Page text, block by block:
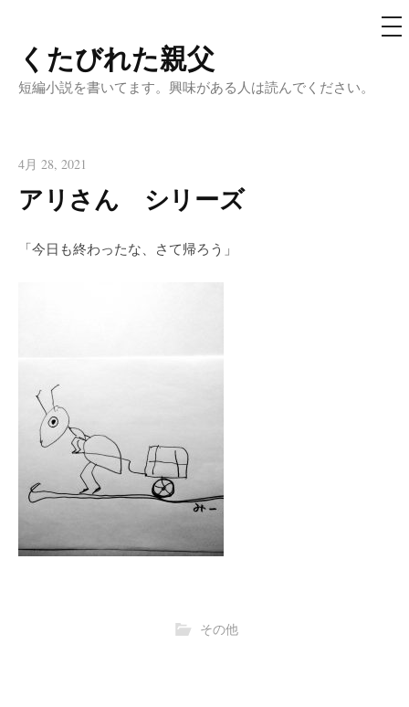
コ
ン
へ
ス
ッ
くたびれた親父
短編小説を書いてます。興味がある人は読んでください。
メ
ニ
4月 28, 2021
アリさん シリーズ
「今日も終わったな、さて帰ろう」
その他